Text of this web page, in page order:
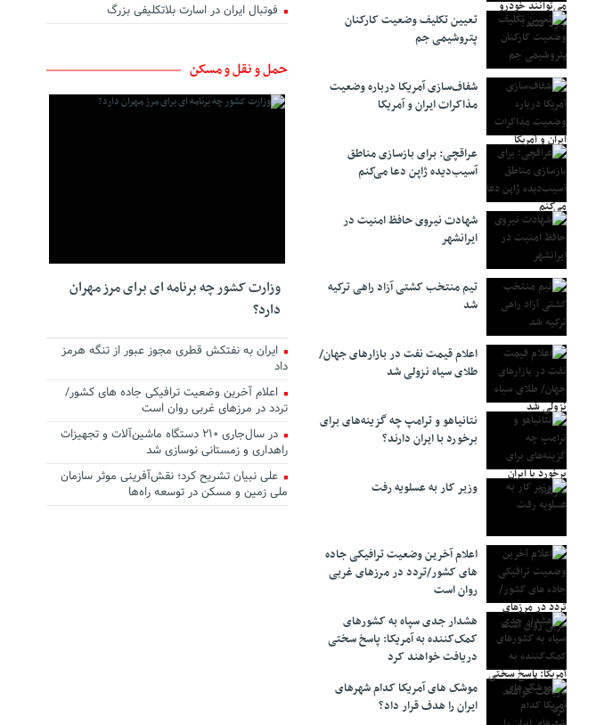
تعیین تکلیف وضعیت کارکنان
پتروشیمی جم
شفاف‌سازی آمریکا درباره وضعیت
مذاکرات ایران و آمریکا
عراقچی: برای بازسازی مناطق
آسیب‌دیده ژاپن دعا می‌کنم
شهادت نیروی حافظ امنیت در
ایرانشهر
تیم منتخب کشتی آزاد راهی ترکیه
شد
اعلام قیمت نفت در بازارهای جهان/
طلای سیاه نزولی شد
نتانیاهو و ترامپ چه گزینه‌های برای
برخورد با ایران دارند؟
وزیر کار به عسلویه رفت
اعلام آخرین وضعیت ترافیکی جاده
های کشور/تردد در مرزهای غربی
روان است
هشدار جدی سپاه به کشورهای
کمک‌کننده به آمریکا: پاسخ سختی
دریافت خواهند کرد
موشک های آمریکا کدام شهرهای
ایران را هدف قرار داد؟
فوتبال ایران در اسارت بلاتکلیفی بزرگ
حمل و نقل و مسکن
وزارت کشور چه برنامه ای برای مرز مهران
دارد؟
ایران به نفتکش قطری مجوز عبور از تنگه هرمز
داد
اعلام آخرین وضعیت ترافیکی جاده های کشور/
تردد در مرزهای غربی روان است
در سال‌جاری ۲۱۰ دستگاه ماشین‌آلات و تجهیزات
راهداری و زمستانی نوسازی شد
علی نبیان تشریح کرد؛ نقش‌آفرینی موثر سازمان
ملی زمین و مسکن در توسعه راه‌ها